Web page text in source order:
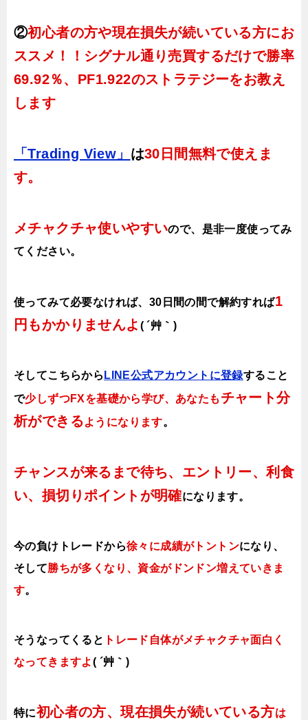
②初心者の方や現在損失が続いている方にお
ススメ！！シグナル通り売買するだけで勝率
69.92％、PF1.922のストラテジーをお教え
します
「Trading View」 は30日間無料で使えま
す。
メチャクチャ使いやすいので、 是非一度使ってみ
てください。
使ってみて必要なければ、30日間の間で解約すれば1
円もかかりませんよ ( ´艸｀)
そしてこちらから LINE公式アカウントに登録すること
で少しずつFXを基礎から学び、あなたも チャート分
析ができるようになります。
チャンスが来るまで待ち、エントリー、利食
い、損切りポイントが明確になります。
今の負けトレードから徐々に成績がトントンになり、
そして勝ちが多くなり、資金がドンドン増えていきま
す。
そうなってくると トレード自体がメチャクチャ面白く
なってきますよ ( ´艸｀)
特に初心者の方、現在損失が続いている方は